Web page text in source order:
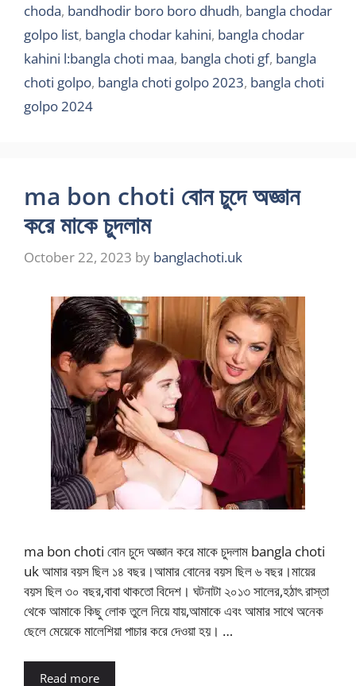
choda, bandhodir boro boro dhudh, bangla chodar
golpo list, bangla chodar kahini, bangla chodar
kahini l:bangla choti maa, bangla choti gf, bangla
choti golpo, bangla choti golpo 2023, bangla choti
golpo 2024
ma bon choti বোন চুদে অজ্ঞান
করে মাকে চুদলাম
October 22, 2023 by banglachoti.uk
ma bon choti বোন চুদে অজ্ঞান করে মাকে চুদলাম bangla choti
uk আমার বয়স ছিল ১৪ বছর।আমার বোনের বয়স ছিল ৬ বছর।মায়ের
বয়স ছিল ৩০ বছর,বাবা থাকতো বিদেশ। ঘটনাটা ২০১৩ সালের,হঠাৎ রাস্তা
থেকে আমাকে কিছু লোক তুলে নিয়ে যায়,আমাকে এবং আমার সাথে অনেক
ছেলে মেয়েকে মালেশিয়া পাচার করে দেওয়া হয়। …
Read more